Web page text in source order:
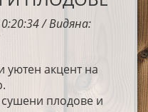
/ Видяна:
уютен акцент на
плодове и